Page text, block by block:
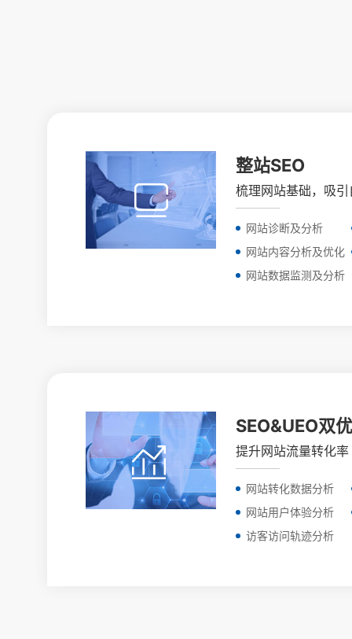
整站SEO
梳理网站基础，吸
网站诊断及分析
网站内容分析及优化
网站数据监测及分析
SEO&UEO双
提升网站流量转化率
网站转化数据分析
网站用户体验分析
访客访问轨迹分析